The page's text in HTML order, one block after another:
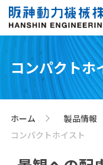
コンパクトホ
ホーム 製品情報
コンパクトホイスト